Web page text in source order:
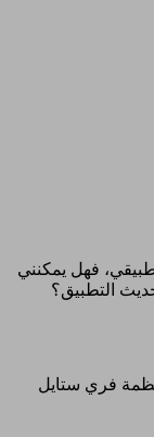
فهل يمكنني
التطبيق؟
فري ستايل